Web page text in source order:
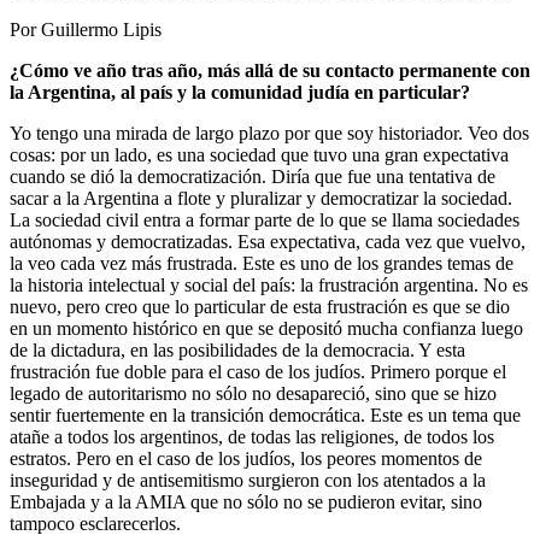
Por Guillermo Lipis
¿Cómo ve año tras año, más allá de su contacto permanente con
la Argentina, al país y la comunidad judía en particular?
Yo tengo una mirada de largo plazo por que soy historiador. Veo dos
cosas: por un lado, es una sociedad que tuvo una gran expectativa
cuando se dió la democratización. Diría que fue una tentativa de
sacar a la Argentina a flote y pluralizar y democratizar la sociedad.
La sociedad civil entra a formar parte de lo que se llama sociedades
autónomas y democratizadas. Esa expectativa, cada vez que vuelvo,
la veo cada vez más frustrada. Este es uno de los grandes temas de
la historia intelectual y social del país: la frustración argentina. No es
nuevo, pero creo que lo particular de esta frustración es que se dio
en un momento histórico en que se depositó mucha confianza luego
de la dictadura, en las posibilidades de la democracia. Y esta
frustración fue doble para el caso de los judíos. Primero porque el
legado de autoritarismo no sólo no desapareció, sino que se hizo
sentir fuertemente en la transición democrática. Este es un tema que
atañe a todos los argentinos, de todas las religiones, de todos los
estratos. Pero en el caso de los judíos, los peores momentos de
inseguridad y de antisemitismo surgieron con los atentados a la
Embajada y a la AMIA que no sólo no se pudieron evitar, sino
tampoco esclarecerlos.